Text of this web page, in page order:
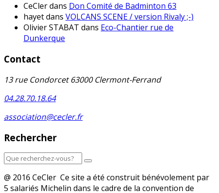
CeClerdans Don Comité de Badminton 63
hayetdans VOLCANS SCENE / version Rivaly ;-)
Olivier STABAT dans Eco-Chantier rue de
Dunkerque
Contact
13 rue Condorcet 63000 Clermont-Ferrand
04.28.70.18.64
association@cecler.fr
Rechercher
@ 2016 CeCler Ce site a été construit bénévolement par
5 salariés Michelin dans le cadre de la convention de